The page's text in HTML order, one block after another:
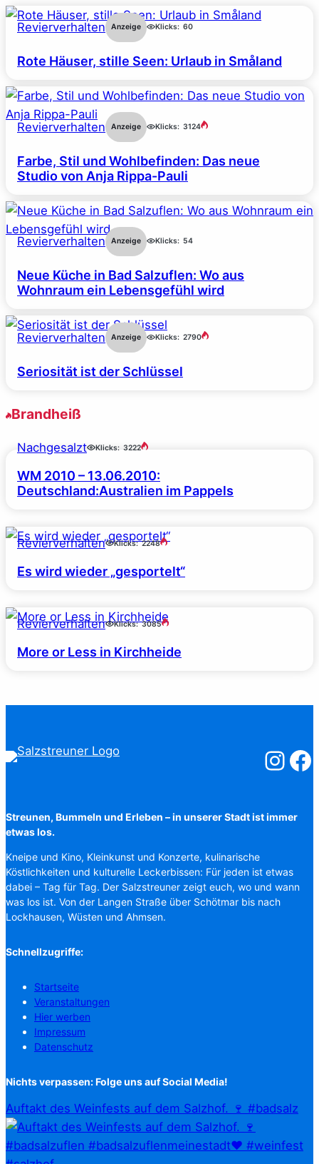
Revierverhalten Anzeige Klicks: 60
Rote Häuser, stille Seen: Urlaub in Småland
Revierverhalten Anzeige Klicks: 3124
Farbe, Stil und Wohlbefinden: Das neue
Studio von Anja Rippa-Pauli
Revierverhalten Anzeige Klicks: 54
Neue Küche in Bad Salzuflen: Wo aus
Wohnraum ein Lebensgefühl wird
Revierverhalten Anzeige Klicks: 2790
Seriosität ist der Schlüssel
Brandheiß
Nachgesalzt Klicks: 3222
WM 2010 – 13.06.2010:
Deutschland:Australien im Pappels
Revierverhalten Klicks: 2248
Es wird wieder „gesportelt“
Revierverhalten Klicks: 3085
More or Less in Kirchheide
Streunen, Bummeln und Erleben – in unserer Stadt ist immer
etwas los.
Kneipe und Kino, Kleinkunst und Konzerte, kulinarische
Köstlichkeiten und kulturelle Leckerbissen: Für jeden ist etwas
dabei – Tag für Tag. Der Salzstreuner zeigt euch, wo und wann
was los ist. Von der Langen Straße über Schötmar bis nach
Lockhausen, Wüsten und Ahmsen.
Schnellzugriffe:
Startseite
Veranstaltungen
Hier werben
Impressum
Datenschutz
Nichts verpassen: Folge uns auf Social Media!
Auftakt des Weinfests auf dem Salzhof. 🍷 #badsalz